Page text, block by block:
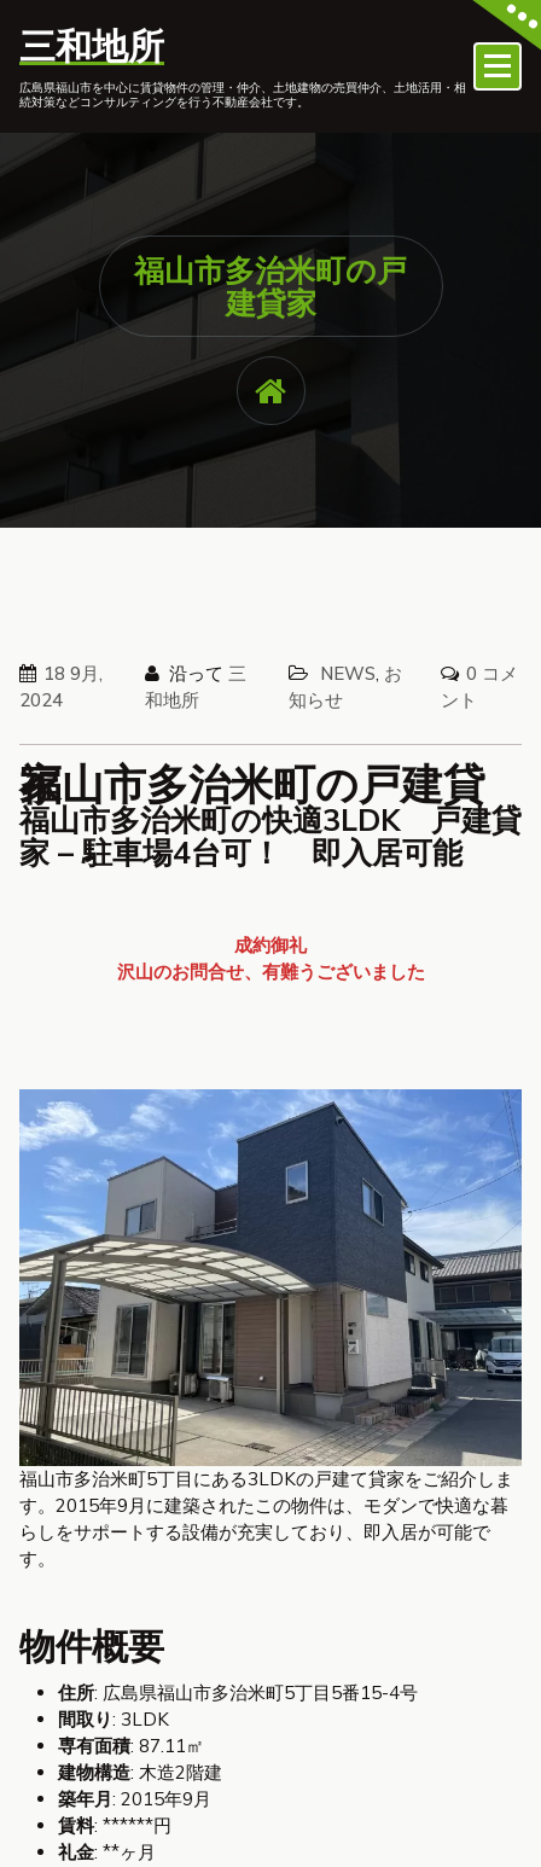
ス
三和地所
広島県福山市を中心に賃貸物件の管理・仲介、土地建物の売買仲介、土地活用・相
続対策などコンサルティングを行う不動産会社です。
福山市多治米町の戸
建貸家
18 9月,
2024
沿って三
和地所
NEWS, お
知らせ
0 コメ
ント
福山市多治米町の戸建貸家
福山市多治米町の快適3LDK 戸建貸
家 – 駐車場4台可！ 即入居可能
成約御礼
沢山のお問合せ、有難うございました
福山市多治米町5丁目にある3LDKの戸建て貸家をご紹介しま
す。2015年9月に建築されたこの物件は、モダンで快適な暮
らしをサポートする設備が充実しており、即入居が可能で
す。
物件概要
住所: 広島県福山市多治米町5丁目5番15-4号
間取り: 3LDK
専有面積: 87.11㎡
建物構造: 木造2階建
築年月: 2015年9月
賃料: ******円
礼金: **ヶ月